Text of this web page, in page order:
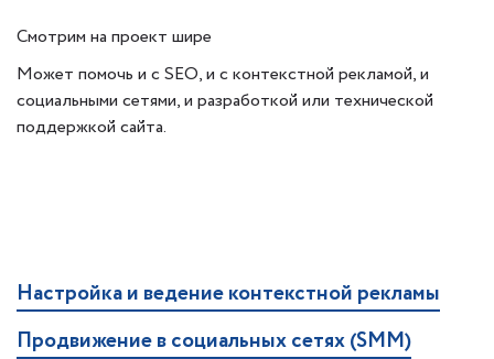
Смотрим на проект шире
Может помочь и с SEO, и с контекстной рекламой, и
социальными сетями, и разработкой или технической
поддержкой сайта.
Настройка и ведение контекстной рекламы
Продвижение в социальных сетях (SMM)